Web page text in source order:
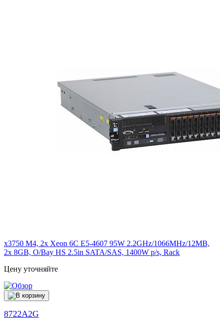
x3750 M4, 2x Xeon 6C E5-4607 95W 2.2GHz/1066MHz/12MB,
2x 8GB, O/Bay HS 2.5in SATA/SAS, 1400W p/s, Rack
Цену уточняйте
8722A2G